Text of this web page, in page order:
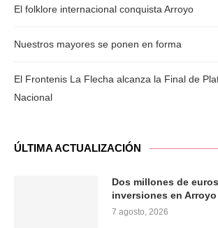
El folklore internacional conquista Arroyo
Nuestros mayores se ponen en forma
El Frontenis La Flecha alcanza la Final de
Nacional
ÚLTIMA ACTUALIZACIÓN
Dos millones de
inversiones en Arroyo
7 agosto, 2026